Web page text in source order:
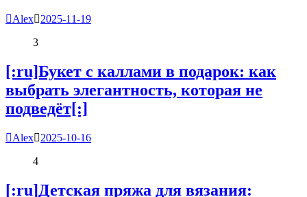
Alex 2025-11-19
3
[:ru]Букет с каллами в подарок: как
выбрать элегантность, которая не
подведёт[:]
Alex
2025-10-16
4
[:ru]Детская пряжа для вязания: